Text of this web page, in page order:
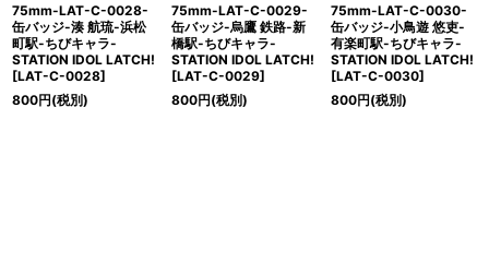
75mm-LAT-C-0028-
缶バッジ-湊 航琉-浜松
町駅-ちびキャラ-
STATION IDOL LATCH!
[LAT-C-0028]
800円(税別)
75mm-LAT-C-0029-
缶バッジ-烏鷹 鉄路-新
橋駅-ちびキャラ-
STATION IDOL LATCH!
[LAT-C-0029]
800円(税別)
75mm-LAT-C-0030-
缶バッジ-小鳥遊 悠吏-
有楽町駅-ちびキャラ-
STATION IDOL LATCH!
[LAT-C-0030]
800円(税別)